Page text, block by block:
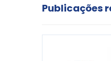
Publicações